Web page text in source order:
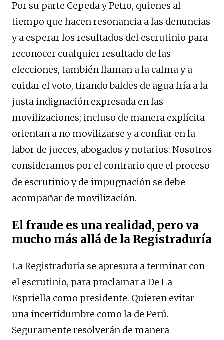
Por su parte Cepeda y Petro, quienes al
tiempo que hacen resonancia a las denuncias
y a esperar los resultados del escrutinio para
reconocer cualquier resultado de las
elecciones, también llaman a la calma y a
cuidar el voto, tirando baldes de agua fría a la
justa indignación expresada en las
movilizaciones; incluso de manera explícita
orientan a no movilizarse y a confiar en la
labor de jueces, abogados y notarios. Nosotros
consideramos por el contrario que el proceso
de escrutinio y de impugnación se debe
acompañar de movilización.
El fraude es una realidad, pero va
mucho más allá de la Registraduría
La Registraduría se apresura a terminar con
el escrutinio, para proclamar a De La
Espriella como presidente. Quieren evitar
una incertidumbre como la de Perú.
Seguramente resolverán de manera